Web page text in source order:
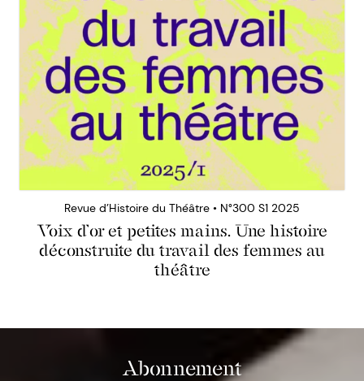
Revue d’Histoire du Théâtre • N°300 S1 2025
Voix d’or et petites mains. Une histoire
déconstruite du travail des femmes au
théâtre
Abonnement